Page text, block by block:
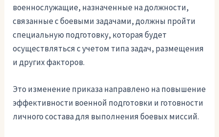
военнослужащие, назначенные на должности,
связанные с боевыми задачами, должны пройти
специальную подготовку, которая будет
осуществляться с учетом типа задач, размещения
и других факторов.
Это изменение приказа направлено на повышение
эффективности военной подготовки и готовности
личного состава для выполнения боевых миссий.